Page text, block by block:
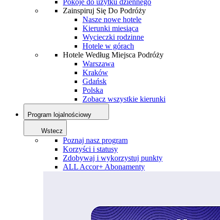
Pokoje do użytku dziennego
Zainspiruj Się Do Podróży
Nasze nowe hotele
Kierunki miesiąca
Wycieczki rodzinne
Hotele w górach
Hotele Według Miejsca Podróży
Warszawa
Kraków
Gdańsk
Polska
Zobacz wszystkie kierunki
Program lojalnościowy
Wstecz
Poznaj nasz program
Korzyści i statusy
Zdobywaj i wykorzystuj punkty
ALL Accor+ Abonamenty